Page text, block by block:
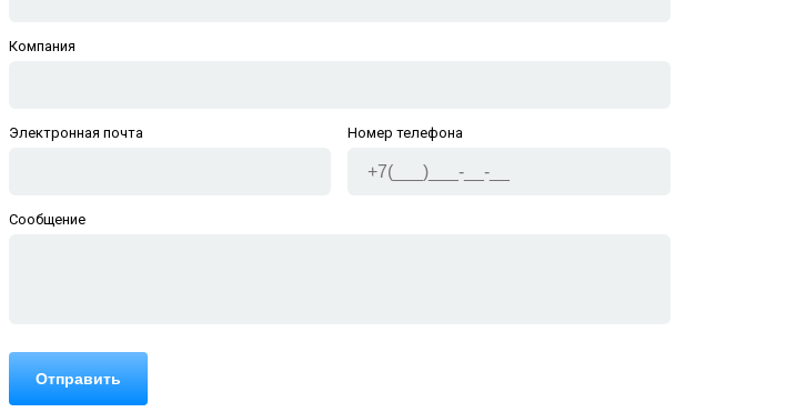
Компания
Электронная почта Номер телефона
Сообщение
Отправить